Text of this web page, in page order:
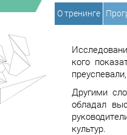
О тренинге
кого
Другими
обладал
культур.